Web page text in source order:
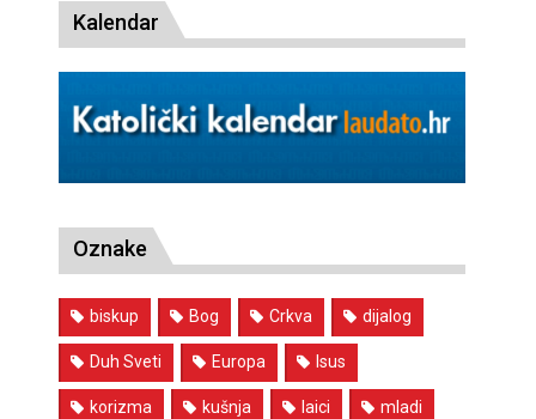
Kalendar
Oznake
biskup Bog Crkva dijalog
Duh Sveti Europa Isus
korizma kušnja laici mladi